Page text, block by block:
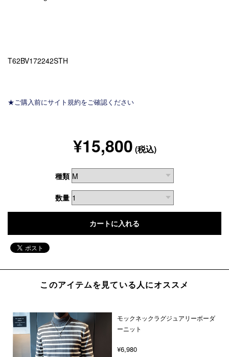
T62BV172242STH
★ご購入前にサイト規約をご確認ください
¥15,800 (税込)
種類
数量
このアイテムを見ている人にオススメ
モックネックラグジュアリーボーダ
ーニット
¥6,980